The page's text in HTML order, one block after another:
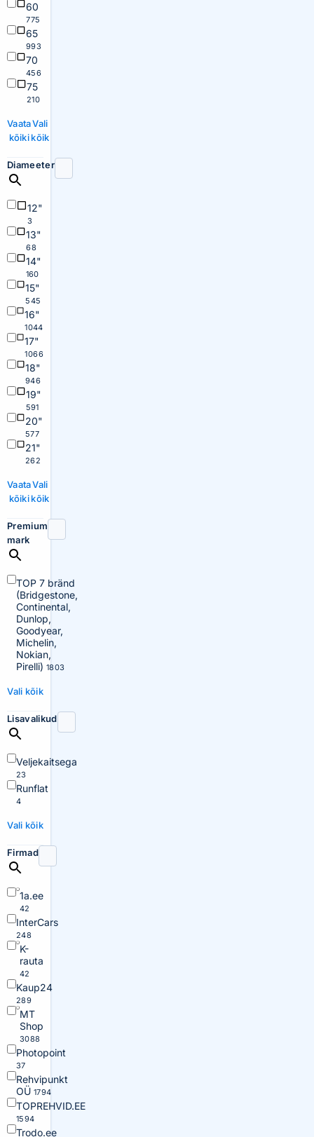
60
775
65
993
70
456
75
210
Vaata
kõiki
Vali
kõik
Diameeter
12"
3
13"
68
14"
160
15"
545
16"
1044
17"
1066
18"
946
19"
591
20"
577
21"
262
Vaata
kõiki
Vali
kõik
Premium
mark
TOP 7 bränd
(Bridgestone,
Continental,
Dunlop,
Goodyear,
Michelin,
Nokian,
Pirelli) 1803
Vali kõik
Lisavalikud
Veljekaitsega
23
Runflat
4
Vali kõik
Firmad
1a.ee
42
InterCars
248
K-
rauta
42
Kaup24
289
MT
Shop
3088
Photopoint
37
Rehvipunkt
OÜ 1794
TOPREHVID.EE
1594
Trodo.ee